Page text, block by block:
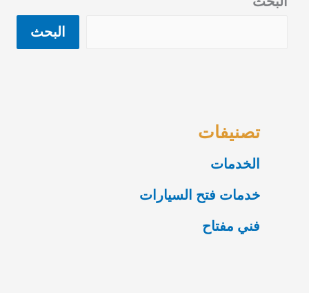
البحث
تصنيفات
الخدمات
خدمات فتح السيارات
فني مفتاح